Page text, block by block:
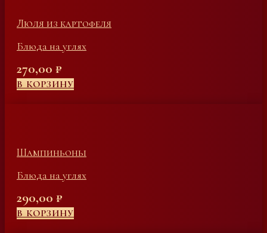
Люля из картофеля
Блюда на углях
270,00 ₽
В КОРЗИНУ
Шампиньоны
Блюда на углях
290,00 ₽
В КОРЗИНУ